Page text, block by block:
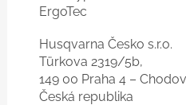
ErgoTec
Husqvarna Česko s.r.o.
Türkova 2319/5b,
149 00 Praha 4 – Chodov
Česká republika